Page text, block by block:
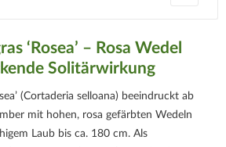
‘Rosea’ – Rosa Wedel
Solitärwirkung
(Cortaderia selloana) beeindruckt ab
mit hohen, rosa gefärbten Wedeln
Laub bis ca. 180 cm. Als